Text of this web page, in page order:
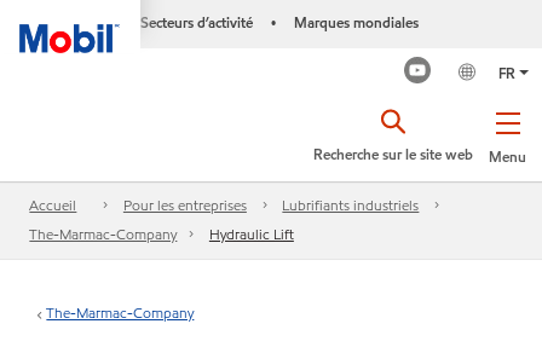
Secteurs d’activité • Marques mondiales
FR
Menu
Recherche sur le site web
Accueil Pour les entreprises
Lubrifiants industriels
The-Marmac-Company
Hydraulic Lift
The-Marmac-Company